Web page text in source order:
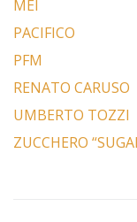
MEI
PACIFICO
PFM
RENATO CARUSO
UMBERTO TOZZI
ZUCCHERO